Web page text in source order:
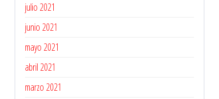
julio 2021
junio 2021
mayo 2021
abril 2021
marzo 2021